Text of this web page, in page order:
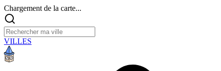
Chargement de la carte...
VILLES